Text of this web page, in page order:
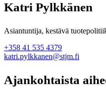
Katri Pylkkänen
Asiantuntija, kestävä
+358 41 535 4379
katri.pylkkanen@stjm.fi
Ajankohtaista